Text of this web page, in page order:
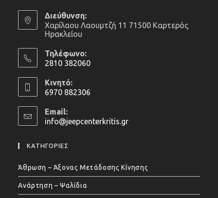
Διεύθυνση:
Χαρίλαου Λαουμτζή 11 71500 Καρτερός
Ηρακλείου
Τηλέφωνο:
2810 382060
in
your
application
Κινητό:
6970 882306
in
your
Email:
info@jeepcenterkritis.grOpens
ΚΑΤΗΓΟΡΙΕΣ
Άθρωση – Άξονας Μετάδοσης Κίνησης
Ανάρτηση – Ψαλίδια